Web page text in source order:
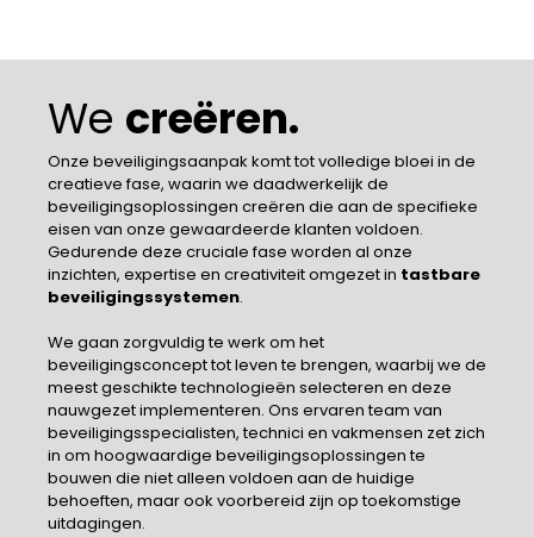
We creëren.
Onze beveiligingsaanpak komt tot volledige bloei in de
creatieve fase, waarin we daadwerkelijk de
beveiligingsoplossingen creëren die aan de specifieke
eisen van onze gewaardeerde klanten voldoen.
Gedurende deze cruciale fase worden al onze
inzichten, expertise en creativiteit omgezet in tastbare
beveiligingssystemen.
We gaan zorgvuldig te werk om het
beveiligingsconcept tot leven te brengen, waarbij we de
meest geschikte technologieën selecteren en deze
nauwgezet implementeren. Ons ervaren team van
beveiligingsspecialisten, technici en vakmensen zet zich
in om hoogwaardige beveiligingsoplossingen te
bouwen die niet alleen voldoen aan de huidige
behoeften, maar ook voorbereid zijn op toekomstige
uitdagingen.